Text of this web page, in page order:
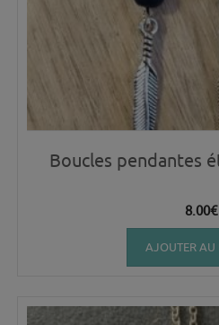
Boucles pendantes
8.00€
AJOUTER AU